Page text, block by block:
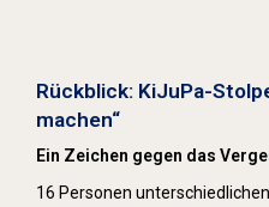
Rückblick: KiJuPa-
machen“
Ein Zeichen gegen das
16 Personen